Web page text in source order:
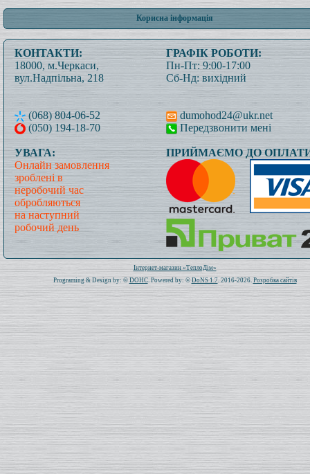
Корисна інформація
КОНТАКТИ:
18000, м.Черкаси,
вул.Надпільна, 218
(068) 804-06-52
(050) 194-18-70
ГРАФІК РОБОТИ:
Пн-Пт: 9:00-17:00
Сб-Нд: вихідний
dumohod24@ukr.net
Передзвонити мені
УВАГА:
Онлайн замовлення
зроблені в
неробочий час
обробляються
на наступний
робочий день
ПРИЙМАЄМО ДО
Інтернет-магазин «ТеплоДім»
Programing & Design by: © DOHC. Powered by: © DoNS 1.7. 2016-2026. Розробка сайтів